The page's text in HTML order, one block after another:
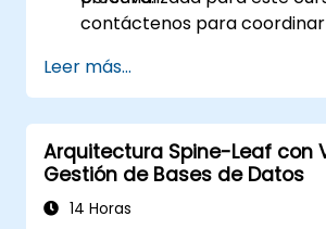
contáctenos para coordinar
Leer más...
Arquitectura Spine-Leaf con
Gestión de Bases de Datos
14 Horas